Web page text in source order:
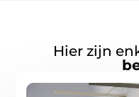
Hier zijn